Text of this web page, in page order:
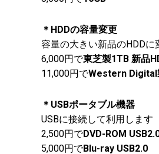
＊HDDの容量変更
容量の大きい新品のHDDに
6,000円で東芝製1TB 新品
11,000円でWestern Digital
＊USBポータブル機器
USBに接続して利用します
2,500円でDVD-ROM
5,000円でBlu-ray USB2.0